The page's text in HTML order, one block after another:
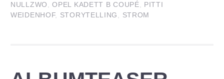
NULLZWO
,OPEL KADETT B COUPÉ
PITTI
WEIDENHOF, STORYTELLING STROM